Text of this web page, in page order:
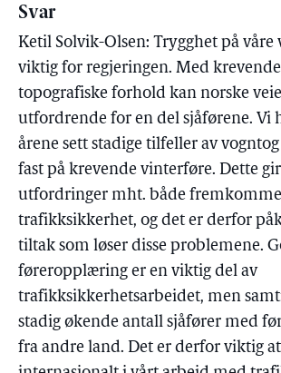
Svar
Ketil Solvik-Olsen: Trygghet på våre
viktig for regjeringen. Med
topografiske forhold kan norske
utfordrende for en del sjåførene. Vi
årene sett stadige tilfeller av
fast på krevende vinterføre. Dette
utfordringer mht. både
trafikksikkerhet, og det er derfor
tiltak som løser disse problemene.
føreropplæring er en viktig del av
trafikksikkerhetsarbeidet, men
stadig økende antall sjåfører med
fra andre land. Det er derfor viktig